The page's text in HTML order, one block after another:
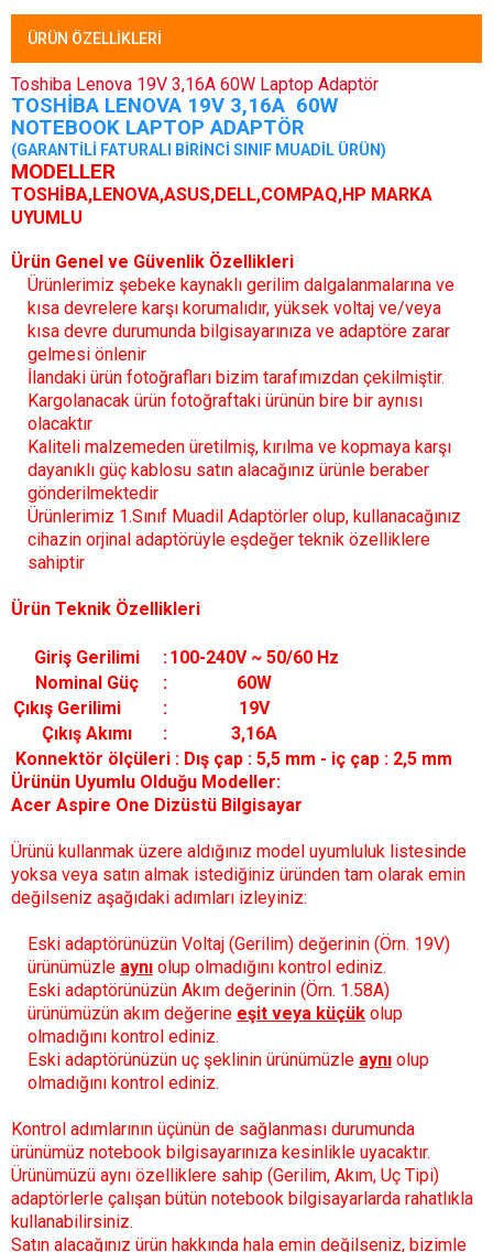
ÜRÜN ÖZELLIKLERI
Toshiba Lenova 19V 3,16A 60W Laptop Adaptör
TOSHİBA LENOVA 19V 3,16A 60W
NOTEBOOK LAPTOPADAPTÖR
(GARANTİLİ FATURALI BİRİNCİ SINIF MUADİL ÜRÜN)
MODELLER
TOSHİBA,LENOVA,ASUS,DELL,COMPAQ,HP MARKA
UYUMLU
Ürün Genel ve Güvenlik Özellikleri
Ürünlerimiz şebeke kaynaklı gerilim dalgalanmalarına ve
kısa devrelere karşı korumalıdır, yüksek voltaj ve/veya
kısa devre durumunda bilgisayarınıza ve adaptöre zarar
gelmesi önlenir
İlandaki ürün fotoğrafları bizim tarafımızdan çekilmiştir.
Kargolanacak ürün fotoğraftaki ürünün bire bir aynısı
olacaktır
Kaliteli malzemeden üretilmiş, kırılma ve kopmaya karşı
dayanıklı güç kablosu satın alacağınız ürünle beraber
gönderilmektedir
Ürünlerimiz 1.Sınıf Muadil Adaptörler olup, kullanacağınız
cihazin orjinal adaptörüyle eşdeğer teknik özelliklere
sahiptir
Ürün Teknik Özellikleri
Giriş Gerilimi :100-240V ~ 50/60 Hz
Nominal Güç
:
60W
Çıkış Gerilimi
:
19V
Çıkış Akımı
: 3,16A
Konnektör ölçüleri : Dış çap : 5,5 mm - iç çap : 2,5 mm
Ürünün Uyumlu Olduğu Modeller:
Acer Aspire One Dizüstü Bilgisayar
Ürünü kullanmak üzere aldığınız model uyumluluk listesinde
yoksa veya satın almak istediğiniz üründen tam olarak emin
değilseniz aşağıdaki adımları izleyiniz:
Eski adaptörünüzün Voltaj (Gerilim) değerinin (Örn. 19V)
ürünümüzle aynı olup olmadığını kontrol ediniz.
Eski adaptörünüzün Akım değerinin (Örn. 1.58A)
ürünümüzün akım değerine eşit veya küçük olup
olmadığını kontrol ediniz.
Eski adaptörünüzün uç şeklinin ürünümüzle aynı olup
olmadığını kontrol ediniz.
Kontrol adımlarının üçünün de sağlanması durumunda
ürünümüz notebook bilgisayarınıza kesinlikle uyacaktır.
Ürünümüzü aynı özelliklere sahip (Gerilim, Akım, Uç Tipi)
adaptörlerle çalışan bütün notebook bilgisayarlarda rahatlıkla
kullanabilirsiniz.
Satın alacağınız ürün hakkında hala emin değilseniz, bizimle